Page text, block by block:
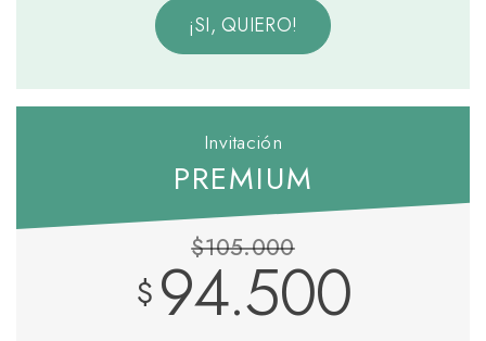
¡SI, QUIERO!
Invitación
PREMIUM
$105.000
$ 94.500